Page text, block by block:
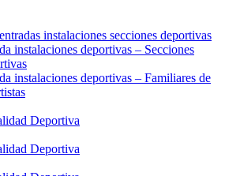
instalaciones secciones deportivas
instalaciones deportivas – Secciones
instalaciones deportivas – Familiares de
Deportiva
Deportiva